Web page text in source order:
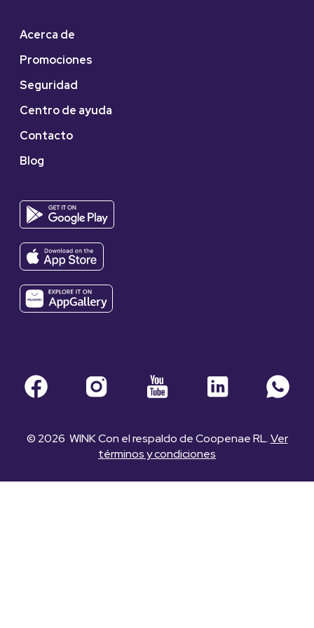
Acerca de
Promociones
Seguridad
Centro de ayuda
Contacto
Blog
© 2026 WINK Con el respaldo de Coopenae RL.Ver
términos y condiciones